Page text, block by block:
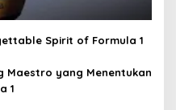
Spirit of Formula 1
Maestro yang Menentukan
1